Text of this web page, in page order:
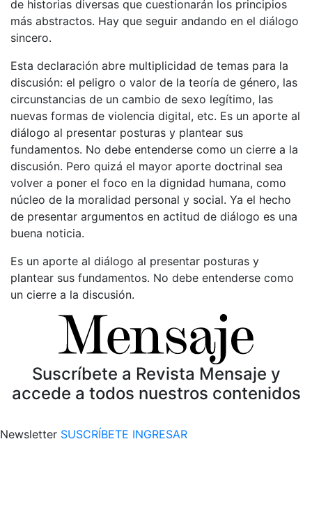
de historias diversas que cuestionarán los principios
más abstractos. Hay que seguir andando en el diálogo
sincero.
Esta declaración abre multiplicidad de temas para la
discusión: el peligro o valor de la teoría de género, las
circunstancias de un cambio de sexo legítimo, las
nuevas formas de violencia digital, etc. Es un aporte al
diálogo al presentar posturas y plantear sus
fundamentos. No debe entenderse como un cierre a la
discusión. Pero quizá el mayor aporte doctrinal sea
volver a poner el foco en la dignidad humana, como
núcleo de la moralidad personal y social. Ya el hecho
de presentar argumentos en actitud de diálogo es una
buena noticia.
Es un aporte al diálogo al presentar posturas y
plantear sus fundamentos. No debe entenderse como
un cierre a la discusión.
Suscríbete a Revista Mensaje y
accede a todos nuestros contenidos
Newsletter SUSCRÍBETE INGRESAR